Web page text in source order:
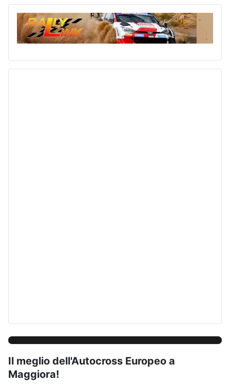
Il meglio dell'Autocross Europeo a
Maggiora!